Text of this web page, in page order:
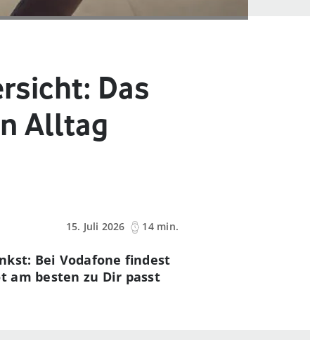
Das
Alltag
15. Juli 2026
14 min.
Bei Vodafone findest
am besten zu Dir passt